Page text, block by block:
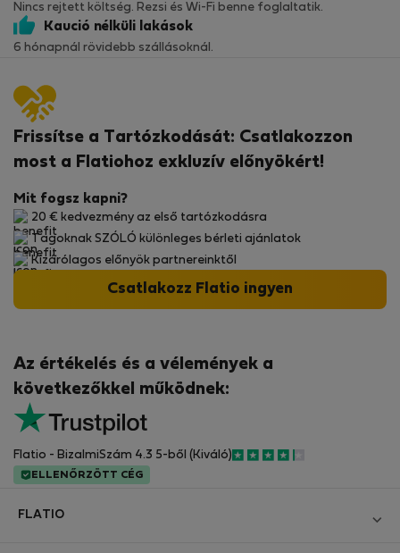
Nincs rejtett költség. Rezsi és Wi-Fi benne foglaltatik.
Kaució nélküli lakások
6 hónapnál rövidebb szállásoknál.
Az értékelés és a vélemények a
következőkkel működnek:
Flatio - BizalmiSzám 4.3 5-ből (Kiváló)
ELLENŐRZÖTT CÉG
Frissítse a Tartózkodását: Csatlakozzon
most a Flatiohoz exkluzív előnyökért!
Mit fogsz kapni?
20 € kedvezmény az első tartózkodásra
Tagoknak SZÓLÓ különleges bérleti ajánlatok
Kizárólagos előnyök partnereinktől
Csatlakozz Flatio ingyen
FLATIO